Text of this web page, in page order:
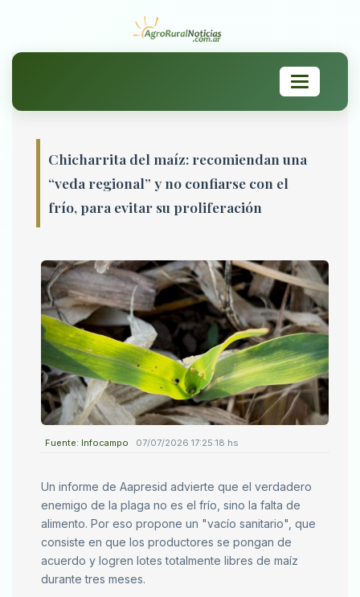
Toggle
navigation
Chicharrita del maíz: recomiendan una
“veda regional” y no confiarse con el
frío, para evitar su proliferación
Fuente: Infocampo 07/07/2026 17:25:18 hs
Un informe de Aapresid advierte que el verdadero
enemigo de la plaga no es el frío, sino la falta de
alimento. Por eso propone un "vacío sanitario", que
consiste en que los productores se pongan de
acuerdo y logren lotes totalmente libres de maíz
durante tres meses.